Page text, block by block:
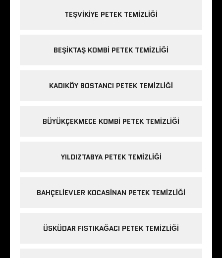
TEŞVIKIYE PETEK TEMIZLIĞI
BEŞIKTAŞ KOMBI PETEK TEMIZLIĞI
KADIKÖY BOSTANCI PETEK TEMIZLIĞI
BÜYÜKÇEKMECE KOMBI PETEK TEMIZLIĞI
YILDIZTABYA PETEK TEMIZLIĞI
BAHÇELIEVLER KOCASINAN PETEK TEMIZLIĞI
ÜSKÜDAR FISTIKAĞACI PETEK TEMIZLIĞI